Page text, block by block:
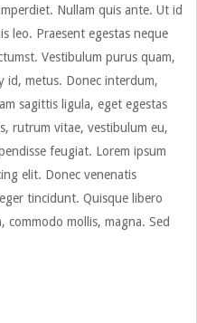
Nullam quis ante. Ut id
leo. Praesent egestas neque
Vestibulum purus quam,
id, metus. Donec interdum,
sagittis ligula, eget egestas
rutrum vitae, vestibulum eu,
feugiat. Lorem ipsum
elit. Donec venenatis
tincidunt. Quisque libero
commodo mollis, magna. Sed